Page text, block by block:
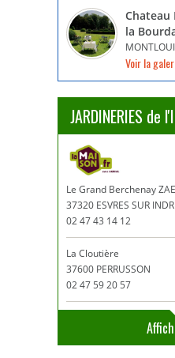
Chateau
la
Voir la
JARDINERIES de
Le Grand Berchenay
37320 ESVRES SUR
02 47 43 14 12
La Cloutière
37600 PERRUSSON
02 47 59 20 57